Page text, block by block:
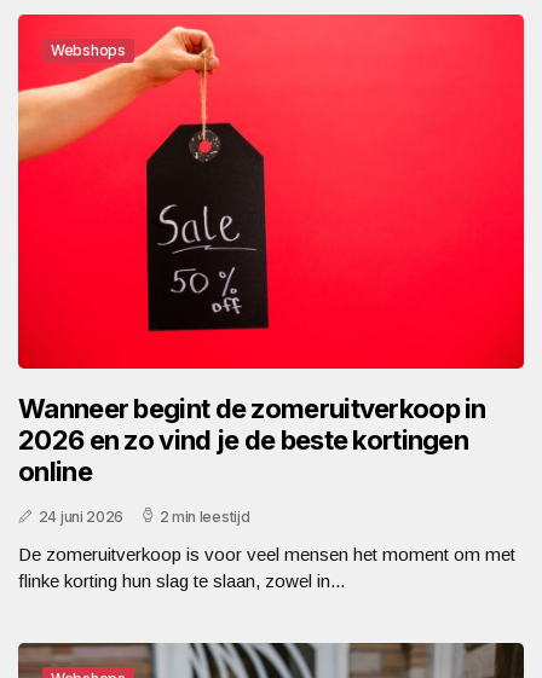
Webshops
Wanneer begint de zomeruitverkoop in
2026 en zo vind je de beste kortingen
online
24 juni 2026 2 min leestijd
De zomeruitverkoop is voor veel mensen het moment om met
flinke korting hun slag te slaan, zowel in...